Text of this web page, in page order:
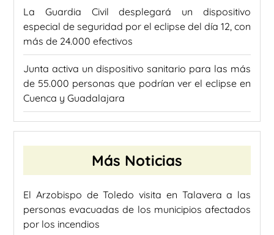
La Guardia Civil desplegará un dispositivo
especial de seguridad por el eclipse del día 12, con
más de 24.000 efectivos
Junta activa un dispositivo sanitario para las más
de 55.000 personas que podrían ver el eclipse en
Cuenca y Guadalajara
Más Noticias
El Arzobispo de Toledo visita en Talavera a las
personas evacuadas de los municipios afectados
por los incendios